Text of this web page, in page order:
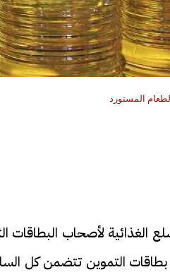
المستورد
الغذائية لأصحاب
التموين تتضمن كل